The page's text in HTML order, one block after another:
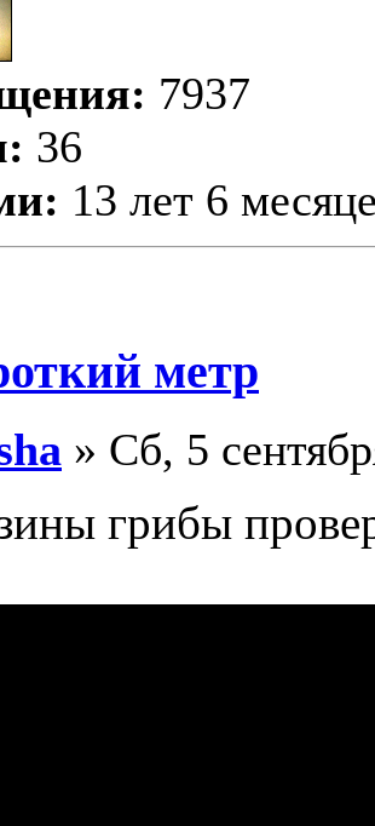
7937
36
13 лет 6
метр
» Сб, 5
грибы